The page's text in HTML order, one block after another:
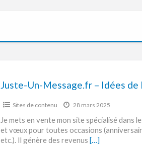
Sites de contenu 28 mars 2025
Je mets en vente mon site spécialisé dans
et vœux pour toutes occasions
etc.). Il génère des revenus […]